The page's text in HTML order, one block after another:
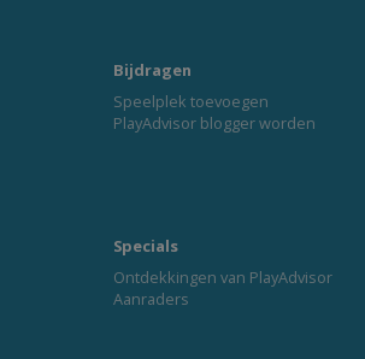
Bijdragen
Speelplek toevoegen
PlayAdvisor blogger worden
Specials
Ontdekkingen van PlayAdvisor
Aanraders